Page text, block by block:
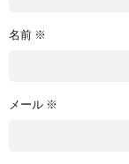
名前 ※
メール ※